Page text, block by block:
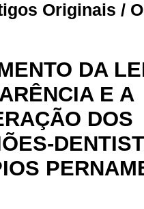
Originais /
DA
E A
DOS